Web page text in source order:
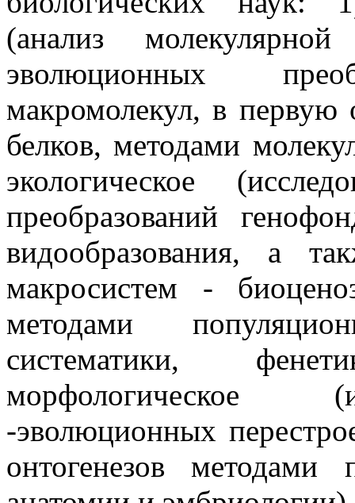
(анализ
эволюционных
макромолекул, в первую
белков, методами
экологическое
преобразований
видообразования, а
макросистем -
методами
систематики,
морфологическое
-эволюционных
онтогенезов методами